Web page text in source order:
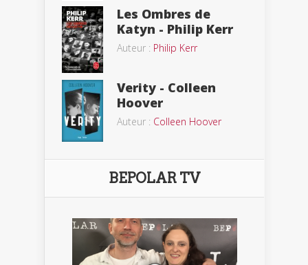
Les Ombres de
Katyn - Philip Kerr
Auteur : Philip Kerr
Verity - Colleen
Hoover
Auteur : Colleen Hoover
BEPOLAR TV